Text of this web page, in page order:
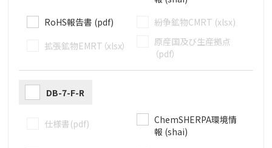
RoHS報告書 (pdf)
紛争鉱物CMRT (xlsx)
拡張鉱物EMRT（xlsx）
原産国及び生産拠点
（pdf）
DB-7-F-R
仕様書(pdf)
ChemSHERPA環境情
報 (shai)